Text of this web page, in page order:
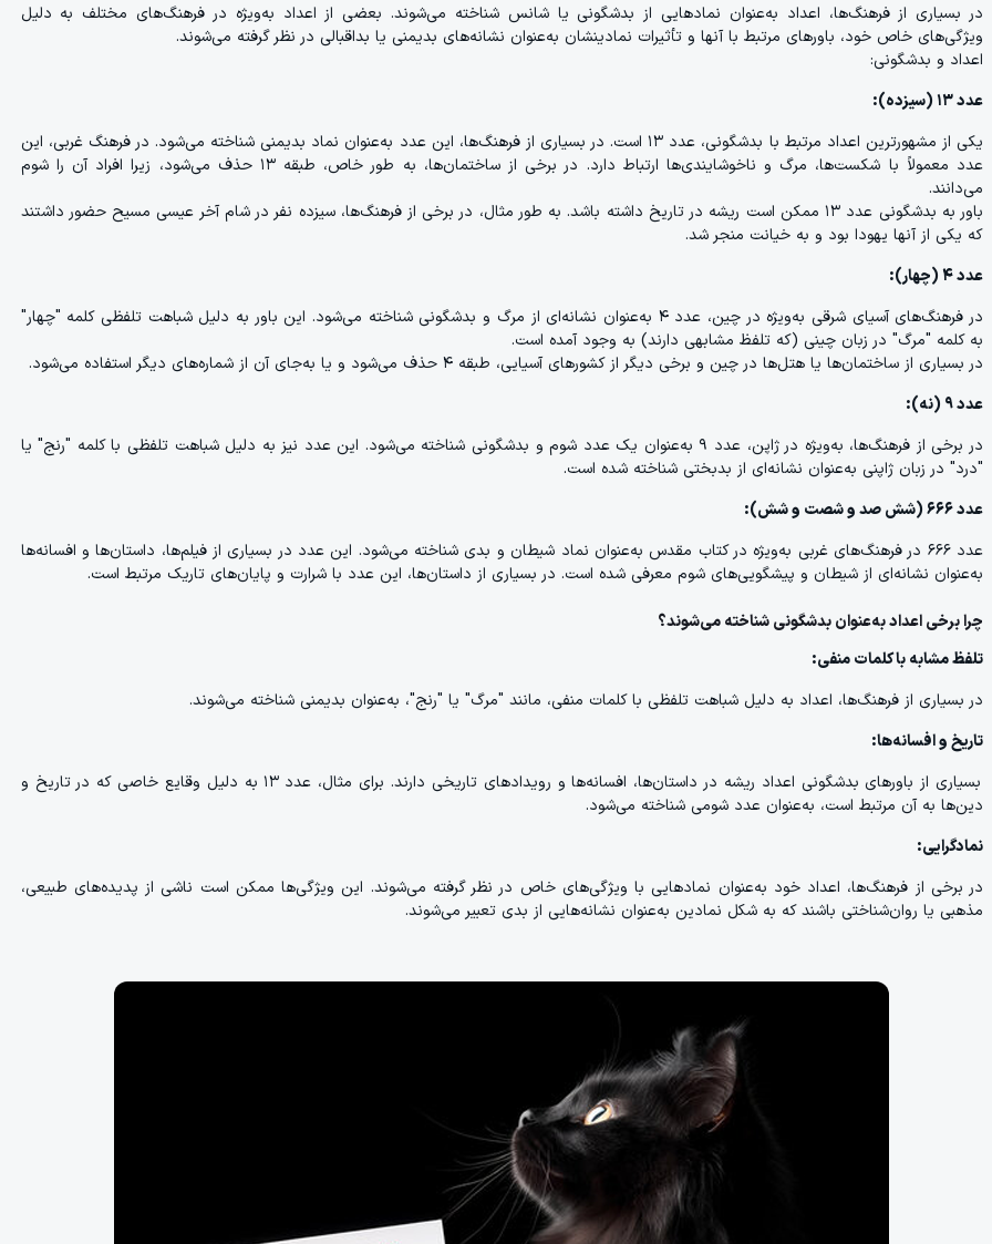
در بسیاری از فرهنگ‌ها، اعداد به‌عنوان نمادهایی از بدشگونی یا شانس شناخته می‌شوند. بعضی از اعداد به‌ویژه در فرهنگ‌های مختلف به دلیل
ویژگی‌های خاص خود، باورهای مرتبط با آنها و تأثیرات نمادینشان به‌عنوان نشانه‌های بدیمنی یا بداقبالی در نظر گرفته می‌شوند.
اعداد و بدشگونی:
عدد ۱۳ (سیزده):
یکی از مشهورترین اعداد مرتبط با بدشگونی، عدد ۱۳ است. در بسیاری از فرهنگ‌ها، این عدد به‌عنوان نماد بدیمنی شناخته می‌شود. در فرهنگ غربی، این
عدد معمولاً با شکست‌ها، مرگ و ناخوشایندی‌ها ارتباط دارد. در برخی از ساختمان‌ها، به طور خاص، طبقه ۱۳ حذف می‌شود، زیرا افراد آن را شوم
می‌دانند.
باور به بدشگونی عدد ۱۳ ممکن است ریشه در تاریخ داشته باشد. به طور مثال، در برخی از فرهنگ‌ها، سیزده نفر در شام آخر عیسی مسیح حضور داشتند
که یکی از آنها یهودا بود و به خیانت منجر شد.
عدد ۴ (چهار):
در فرهنگ‌های آسیای شرقی به‌ویژه در چین، عدد ۴ به‌عنوان نشانه‌ای از مرگ و بدشگونی شناخته می‌شود. این باور به دلیل شباهت تلفظی کلمه "چهار"
به کلمه "مرگ" در زبان چینی (که تلفظ مشابهی دارند) به وجود آمده است.
در بسیاری از ساختمان‌ها یا هتل‌ها در چین و برخی دیگر از کشورهای آسیایی، طبقه ۴ حذف می‌شود و یا به‌جای آن از شماره‌های دیگر استفاده می‌شود.
عدد ۹ (نه):
در برخی از فرهنگ‌ها، به‌ویژه در ژاپن، عدد ۹ به‌عنوان یک عدد شوم و بدشگونی شناخته می‌شود. این عدد نیز به دلیل شباهت تلفظی با کلمه "رنج" یا
"درد" در زبان ژاپنی به‌عنوان نشانه‌ای از بدبختی شناخته شده است.
عدد ۶۶۶ (شش صد و شصت و شش):
عدد ۶۶۶ در فرهنگ‌های غربی به‌ویژه در کتاب مقدس به‌عنوان نماد شیطان و بدی شناخته می‌شود. این عدد در بسیاری از فیلم‌ها، داستان‌ها و افسانه‌ها
به‌عنوان نشانه‌ای از شیطان و پیشگویی‌های شوم معرفی شده است. در بسیاری از داستان‌ها، این عدد با شرارت و پایان‌های تاریک مرتبط است.
چرا برخی اعداد به‌عنوان بدشگونی شناخته می‌شوند؟
تلفظ مشابه با کلمات منفی:
در بسیاری از فرهنگ‌ها، اعداد به دلیل شباهت تلفظی با کلمات منفی، مانند "مرگ" یا "رنج"، به‌عنوان بدیمنی شناخته می‌شوند.
تاریخ و افسانه‌ها:
بسیاری از باورهای بدشگونی اعداد ریشه در داستان‌ها، افسانه‌ها و رویدادهای تاریخی دارند. برای مثال، عدد ۱۳ به دلیل وقایع خاصی که در تاریخ و
دین‌ها به آن مرتبط است، به‌عنوان عدد شومی شناخته می‌شود.
نمادگرایی:
در برخی از فرهنگ‌ها، اعداد خود به‌عنوان نمادهایی با ویژگی‌های خاص در نظر گرفته می‌شوند. این ویژگی‌ها ممکن است ناشی از پدیده‌های طبیعی،
مذهبی یا روان‌شناختی باشند که به شکل نمادین به‌عنوان نشانه‌هایی از بدی تعبیر می‌شوند.